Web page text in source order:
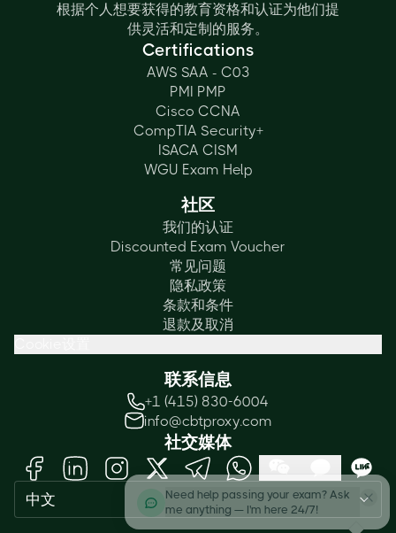
根据个人想要获得的教育资格和认证为他们提
供灵活和定制的服务。
Certifications
AWS SAA - C03
PMI PMP
Cisco CCNA
CompTIA Security+
ISACA CISM
WGU Exam Help
社区
我们的认证
Discounted Exam Voucher
常见问题
隐私政策
条款和条件
退款及取消
联系信息
+1 (415) 830-6004
info@cbtproxy.com
社交媒体
中文
Need help passing your exam? Ask
me anything — I'm here 24/7!